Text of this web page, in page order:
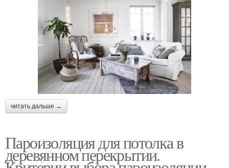
читать дальше →
Пароизоляция для потолка в
деревянном перекрытии.